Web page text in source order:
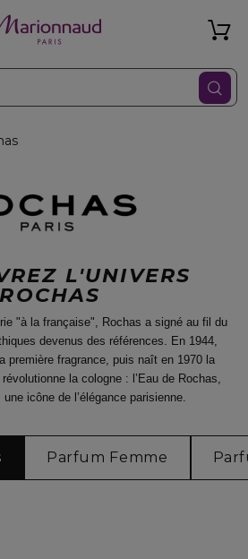
L'UNIVERS
ROCHAS
"à la française", Rochas a signé au fil du
devenus des références. En 1944,
première fragrance, puis naît en 1970 la
la cologne : l’Eau de Rochas,
icône de l’élégance parisienne.
Parfum Femme